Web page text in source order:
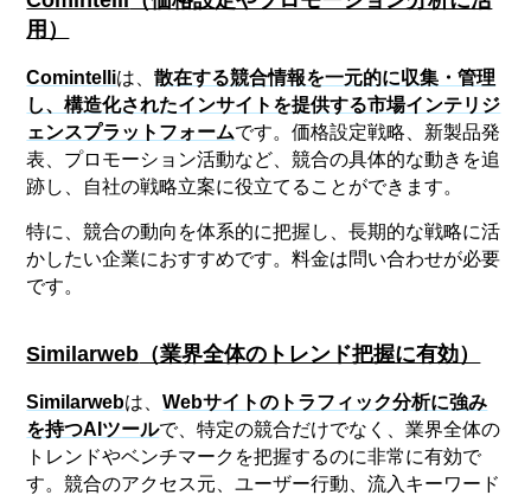
用）
Comintelliは、散在する競合情報を一元的に収集・管理
し、構造化されたインサイトを提供する市場インテリジ
ェンスプラットフォームです。価格設定戦略、新製品発
表、プロモーション活動など、競合の具体的な動きを追
跡し、自社の戦略立案に役立てることができます。
特に、競合の動向を体系的に把握し、長期的な戦略に活
かしたい企業におすすめです。料金は問い合わせが必要
です。
Similarweb （業界全体のトレンド把握に有効）
Similarwebは、Webサイトのトラフィック分析に強み
を持つAIツールで、特定の競合だけでなく、業界全体の
トレンドやベンチマークを把握するのに非常に有効で
す。競合のアクセス元、ユーザー行動、流入キーワード